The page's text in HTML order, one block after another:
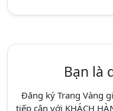
Bạn là
Đăng ký Trang Vàng
tiếp cận với KHÁCH